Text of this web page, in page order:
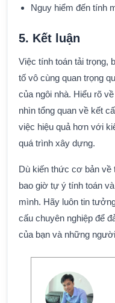
Nguy hiểm đến tính
5. Kết luận
Việc tính toán tải trọng,
tố vô cùng quan trọng
của ngôi nhà. Hiểu rõ
nhìn tổng quan về kết
việc hiệu quả hơn với
quá trình xây dựng.
Dù kiến thức cơ bản về
bao giờ tự ý tính toán
mình. Hãy luôn tin
cấu chuyên nghiệp để
của bạn và những